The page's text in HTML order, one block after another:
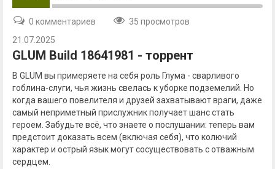
0 комментариев
35 просмотров
21.07.2025
GLUM Build 18641981 - торрент
В GLUM вы примеряете на себя роль Глума - сварливого
гоблина-слуги, чья жизнь свелась к уборке подземелий. Но
когда вашего повелителя и друзей захватывают враги, даже
самый неприметный прислужник получает шанс стать
героем. Забудьте всё, что знаете о послушании: теперь вам
предстоит доказать всем (включая себя), что колючий
характер и острый язык могут сосуществовать с отважным
сердцем.